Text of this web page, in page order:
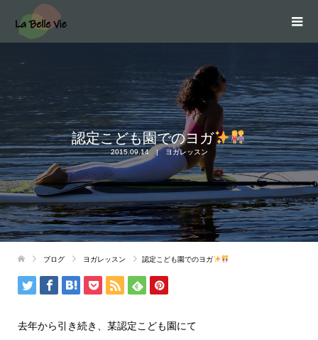
認定こども園でのヨガ
2015.09.14 ヨガレッスン
ブログ ヨガレッスン 認定こども園でのヨガ
去年から引き続き、某認定こども園にて